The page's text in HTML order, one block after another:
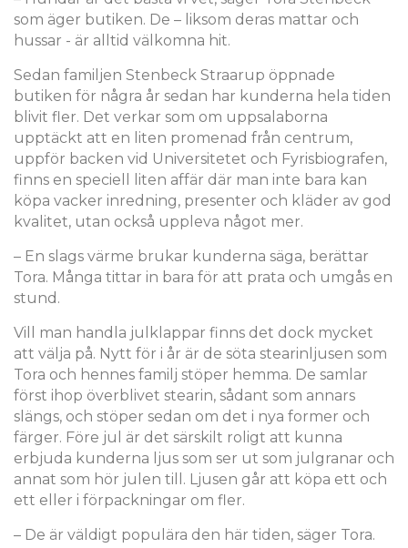
som äger butiken. De – liksom deras mattar och
hussar - är alltid välkomna hit.
Sedan familjen Stenbeck Straarup öppnade
butiken för några år sedan har kunderna hela tiden
blivit fler. Det verkar som om uppsalaborna
upptäckt att en liten promenad från centrum,
uppför backen vid Universitetet och Fyrisbiografen,
finns en speciell liten affär där man inte bara kan
köpa vacker inredning, presenter och kläder av god
kvalitet, utan också uppleva något mer.
– En slags värme brukar kunderna säga, berättar
Tora. Många tittar in bara för att prata och umgås en
stund.
Vill man handla julklappar finns det dock mycket
att välja på. Nytt för i år är de söta stearinljusen som
Tora och hennes familj stöper hemma. De samlar
först ihop överblivet stearin, sådant som annars
slängs, och stöper sedan om det i nya former och
färger. Före jul är det särskilt roligt att kunna
erbjuda kunderna ljus som ser ut som julgranar och
annat som hör julen till. Ljusen går att köpa ett och
ett eller i förpackningar om fler.
– De är väldigt populära den här tiden, säger Tora.